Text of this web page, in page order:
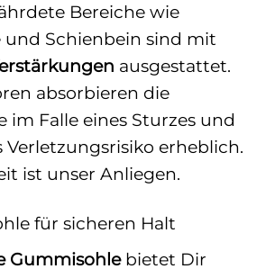
Bereiche wie
und Schienbein sind mit
ausgestattet.
absorbieren die
im Falle eines Sturzes und
Verletzungsrisiko erheblich.
ist unser Anliegen.
für sicheren Halt
Gummisohlebietet Dir